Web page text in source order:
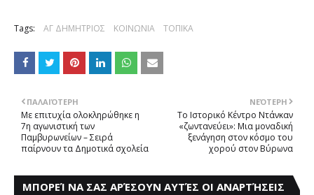
Tags: ΑΓ ΔΗΜΗΤΡΙΟΣ ΚΟΙΝΩΝΙΑ ΤΟΠΙΚΑ
ΝΕΌΤΕΡΗ
Tο Iστορικό Kέντρο Nτάνκαν
«ζωντανεύει»: Mια μοναδική
ξενάγηση στον κόσμο του
χορού στον Βύρωνα
ΠΑΛΑΙΌΤΕΡΗ
Με επιτυχία ολοκληρώθηκε η
7η αγωνιστική των
Παμβυρωνείων – Σειρά
παίρνουν τα Δημοτικά σχολεία
ΜΠΟΡΕΊ ΝΑ ΣΑΣ ΑΡΈΣΟΥΝ ΑΥΤΈΣ ΟΙ ΑΝΑΡΤΉΣΕΙΣ